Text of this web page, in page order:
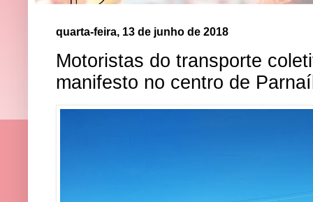
quarta-feira, 13 de junho de 2018
Motoristas do transporte
manifesto no centro de